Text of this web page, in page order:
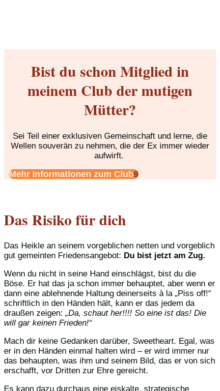
Bist du schon Mitglied in
meinem Club der mutigen
Mütter?
Sei Teil einer exklusiven Gemeinschaft und lerne, die
Wellen souverän zu nehmen, die der Ex immer wieder
aufwirft.
Mehr Informationen zum Club
Das Risiko für dich
Das Heikle an seinem vorgeblichen netten und vorgeblich
gut gemeinten Friedensangebot: Du bist jetzt am Zug.
Wenn du nicht in seine Hand einschlägst, bist du die
Böse. Er hat das ja schon immer behauptet, aber wenn er
dann eine ablehnende Haltung deinerseits à la „Piss off!“
schriftlich in den Händen hält, kann er das jedem da
draußen zeigen: „Da, schaut her!!!! So eine ist das! Die
will gar keinen Frieden!“
Mach dir keine Gedanken darüber, Sweetheart. Egal, was
er in den Händen einmal halten wird – er wird immer nur
das behaupten, was ihm und seinem Bild, das er von sich
erschafft, vor Dritten zur Ehre gereicht.
Es kann dazu durchaus eine eiskalte, strategische